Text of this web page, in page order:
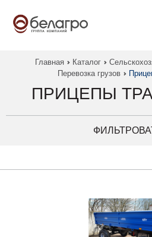
Главная Каталог
Перевозка грузов
ПРИЦЕПЫ